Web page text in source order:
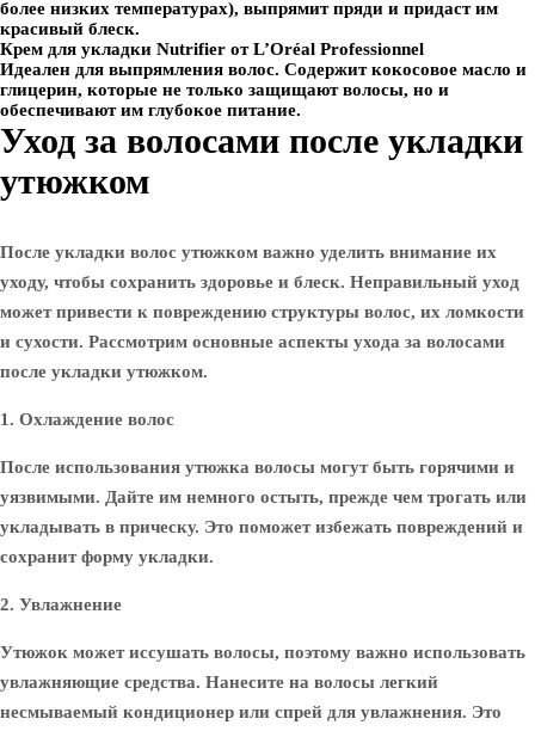
более низких температурах), выпрямит пряди и придаст им
красивый блеск.
Крем для укладки Nutrifier от L’Oréal Professionnel
Идеален для выпрямления волос. Содержит кокосовое масло и
глицерин, которые не только защищают волосы, но и
обеспечивают им глубокое питание.
Уход за волосами после укладки
утюжком
После укладки волос утюжком важно уделить внимание их
уходу, чтобы сохранить здоровье и блеск. Неправильный уход
может привести к повреждению структуры волос, их ломкости
и сухости. Рассмотрим основные аспекты ухода за волосами
после укладки утюжком.
1. Охлаждение волос
После использования утюжка волосы могут быть горячими и
уязвимыми. Дайте им немного остыть, прежде чем трогать или
укладывать в прическу. Это поможет избежать повреждений и
сохранит форму укладки.
2. Увлажнение
Утюжок может иссушать волосы, поэтому важно использовать
увлажняющие средства. Нанесите на волосы легкий
несмываемый кондиционер или спрей для увлажнения. Это